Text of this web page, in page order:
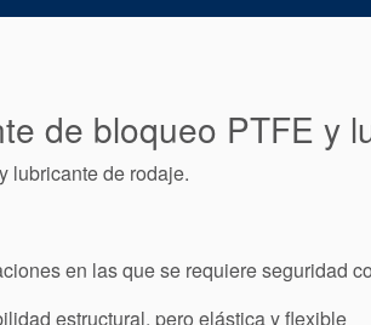
de bloqueo PTFE y
lubricante de rodaje.
en las que se requiere seguridad
estructural, pero elástica y flexible